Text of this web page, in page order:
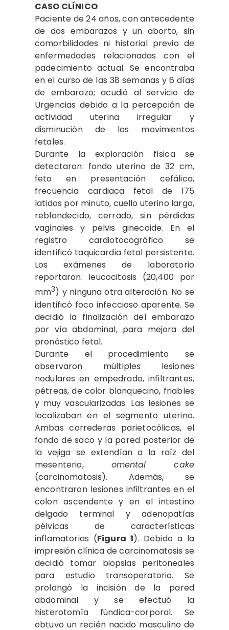
CASO CLÍNICO
Paciente de 24 años, con antecedente
de dos embarazos y un aborto, sin
comorbilidades ni historial previo de
enfermedades relacionadas con el
padecimiento actual. Se encontraba
en el curso de las 38 semanas y 6 días
de embarazo; acudió al servicio de
Urgencias debido a la percepción de
actividad uterina irregular y
disminución de los movimientos
fetales.
Durante la exploración física se
detectaron: fondo uterino de 32 cm,
feto en presentación cefálica,
frecuencia cardiaca fetal de 175
latidos por minuto, cuello uterino largo,
reblandecido, cerrado, sin pérdidas
vaginales y pelvis ginecoide. En el
registro cardiotocográfico se
identificó taquicardia fetal persistente.
Los exámenes de laboratorio
reportaron: leucocitosis (20,400 por
mm3) y ninguna otra alteración. No se
identificó foco infeccioso aparente. Se
decidió la finalización del embarazo
por vía abdominal, para mejora del
pronóstico fetal.
Durante el procedimiento se
observaron múltiples lesiones
nodulares en empedrado, infiltrantes,
pétreas, de color blanquecino, friables
y muy vascularizadas. Las lesiones se
localizaban en el segmento uterino.
Ambas correderas parietocólicas, el
fondo de saco y la pared posterior de
la vejiga se extendían a la raíz del
mesenterio, omental cake
(carcinomatosis). Además, se
encontraron lesiones infiltrantes en el
colon ascendente y en el intestino
delgado terminal y adenopatías
pélvicas de características
inflamatorias (Figura 1). Debido a la
impresión clínica de carcinomatosis se
decidió tomar biopsias peritoneales
para estudio transoperatorio. Se
prolongó la incisión de la pared
abdominal y se efectuó la
histerotomía fúndica-corporal. Se
obtuvo un recién nacido masculino de